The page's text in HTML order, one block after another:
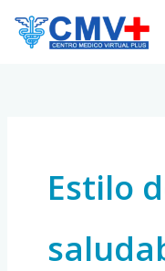
Estilo